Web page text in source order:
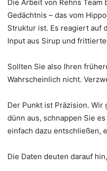
Die Arbeit von Rehns
Gedächtnis – das vom
Struktur ist. Es reagiert auf
Input aus Sirup und
Sollten Sie also Ihren
Wahrscheinlich nicht.
Der Punkt ist Präzision. Wir
dünn aus, schnappen Sie
einfach dazu entschließen,
Die Daten deuten darauf